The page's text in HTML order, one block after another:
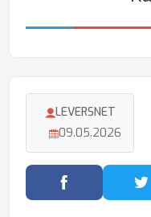
LEVERSNET
09.05.2026
Facebook'ta